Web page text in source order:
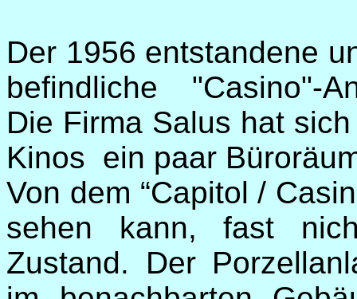
Der 1956 entstandene
befindliche "Casino"-
Die Firma Salus hat
Kinos ein paar
Von dem “Capitol /
sehen kann, fast
Zustand. Der